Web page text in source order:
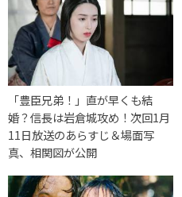
「豊臣兄弟！」直が早くも結
婚？信長は岩倉城攻め！次回1月
11日放送のあらすじ＆場面写
真、相関図が公開